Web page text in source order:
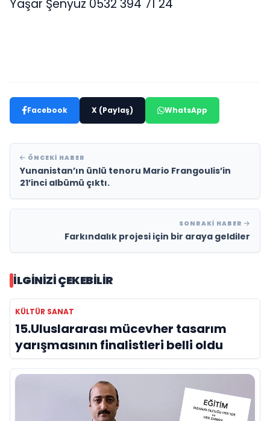
Yaşar Şenyüz 0532 394 71 24
Facebook X (Paylaş) WhatsApp
ÖNCEKI HABER
Yunanistan’ın ünlü tenoru Mario Frangoulis’in
21’inci albümü çıktı.
SONRAKI HABER
Farkındalık projesi için bir araya geldiler
İLGINIZI ÇEKEBILIR
KÜLTÜR SANAT
15.Uluslararası mücevher tasarım
yarışmasının finalistleri belli oldu